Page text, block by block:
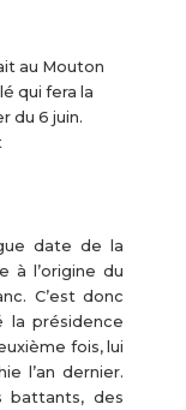
au Mouton
qui fera la
du 6 juin.
date de la
à l’origine du
C’est donc
la présidence
fois, lui
l’an dernier.
battants, des